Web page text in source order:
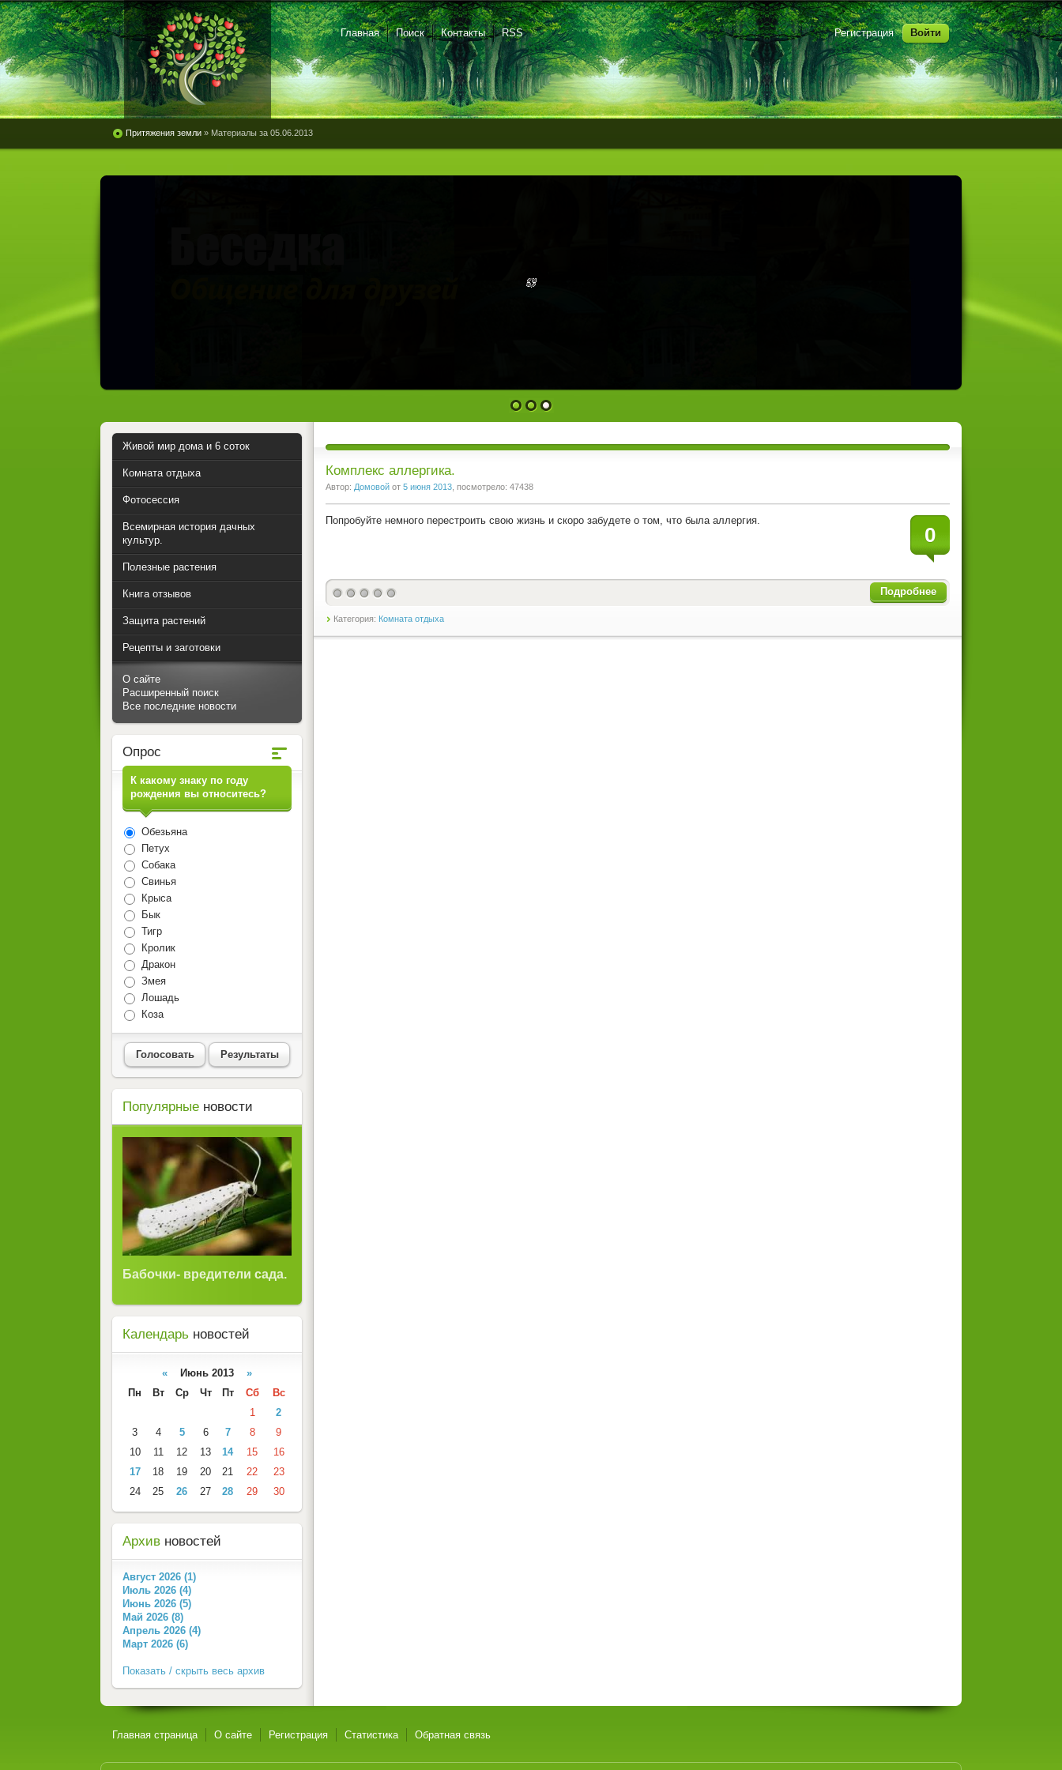
Регистрация Войти
Главная Поиск Контакты RSS
Притяжения земли » Материалы за 05.06.2013
1 2 3
Комплекс аллергика.
Автор: Домовой от 5 июня 2013 , посмотрело: 47438
0
Попробуйте немного перестроить свою жизнь и скоро забудете о том, что была аллергия.
Подробнее
Категория: Комната отдыха
Живой мир дома и 6 соток
Комната отдыха
Фотосессия
Всемирная история дачных
культур.
Полезные растения
Книга отзывов
Защита растений
Рецепты и заготовки
О сайте
Расширенный поиск
Все последние новости
Опрос
К какому знаку по году
рождения вы относитесь?
Обезьяна
Петух
Собака
Свинья
Крыса
Бык
Тигр
Кролик
Дракон
Змея
Лошадь
Коза
Голосовать Результаты
Популярные новости
Бабочки- вредители сада.
Ночные трели.
Календарь новостей
« Июнь 2013 »
Пн
Вт Ср Чт Пт Сб
Вс
1
2
3
4 5 6 7 8
9
10
11 12 13 14 15
16
17
18 19 20 21 22
23
24
25 26 27 28 29 30
Архив новостей
Август 2026 (1)
Июль 2026 (4)
Июнь 2026 (5)
Май 2026 (8)
Апрель 2026 (4)
Март 2026 (6)
Показать / скрыть весь архив
Главная страница О сайте Регистрация Статистика Обратная связь